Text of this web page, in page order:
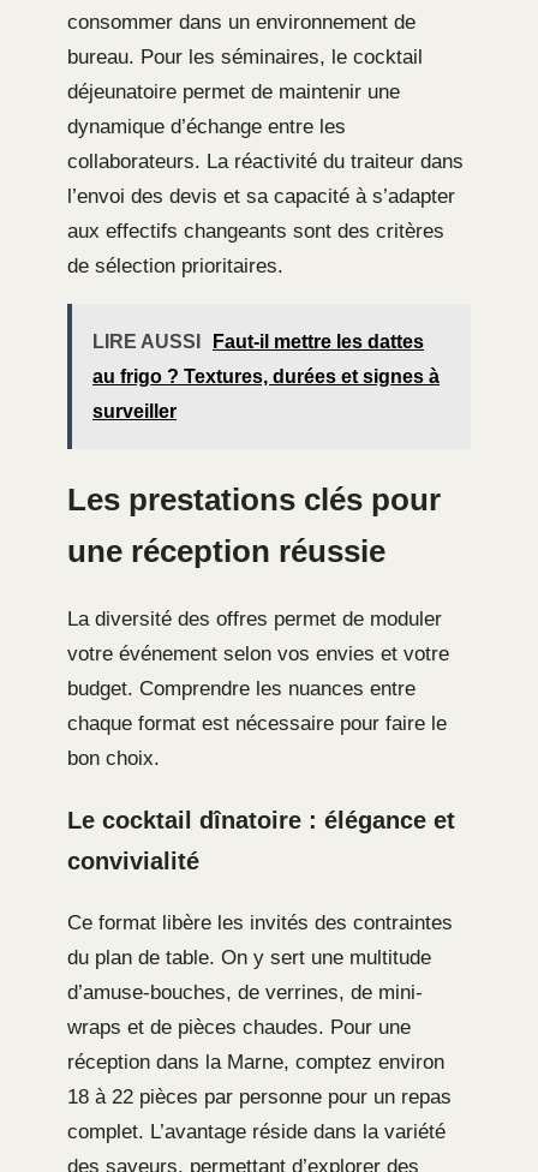
consommer dans un environnement de
bureau. Pour les séminaires, le cocktail
déjeunatoire permet de maintenir une
dynamique d’échange entre les
collaborateurs. La réactivité du traiteur dans
l’envoi des devis et sa capacité à s’adapter
aux effectifs changeants sont des critères
de sélection prioritaires.
LIRE AUSSI
Faut-il mettre les dattes
au frigo ? Textures, durées et signes à
surveiller
Les prestations clés pour
une réception réussie
La diversité des offres permet de moduler
votre événement selon vos envies et votre
budget. Comprendre les nuances entre
chaque format est nécessaire pour faire le
bon choix.
Le cocktail dînatoire : élégance et
convivialité
Ce format libère les invités des contraintes
du plan de table. On y sert une multitude
d’amuse-bouches, de verrines, de mini-
wraps et de pièces chaudes. Pour une
réception dans la Marne, comptez environ
18 à 22 pièces par personne pour un repas
complet. L’avantage réside dans la variété
des saveurs, permettant d’explorer des